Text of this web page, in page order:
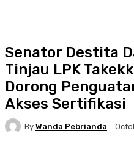
Senator Destita
Tinjau LPK
Dorong
Akses Sertifikasi
By Wanda Pebrianda